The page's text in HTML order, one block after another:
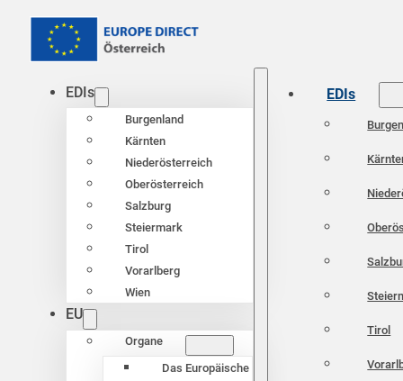
EDIs
Burgenland
Kärnten
Niederösterreich
Oberösterreich
Salzburg
Steiermark
Tirol
Vorarlberg
Wien
EU
Organe
Das Europäische
EDIs
Tirol